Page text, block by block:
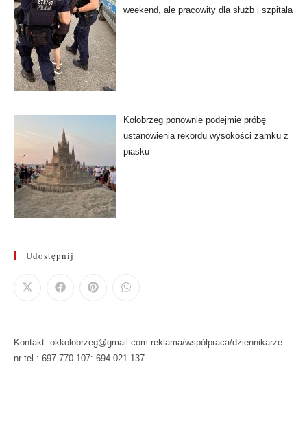
weekend, ale pracowity dla służb i szpitala
Kołobrzeg ponownie podejmie próbę
ustanowienia rekordu wysokości zamku z
piasku
Udostępnij
Kontakt: okkolobrzeg@gmail.com reklama/współpraca/dziennikarze:
nr tel.: 697 770 107: 694 021 137